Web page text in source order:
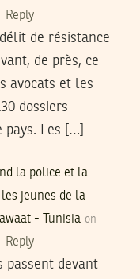
Reply
de résistance
de près, ce
avocats et les
dossiers
pays. Les […]
la police et la
jeunes de la
- Tunisia on
Reply
passent devant